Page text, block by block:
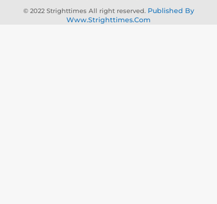
© 2022 Strighttimes All right reserved. Published By
Www.strighttimes.com